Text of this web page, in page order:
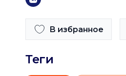
В избранное
Теги